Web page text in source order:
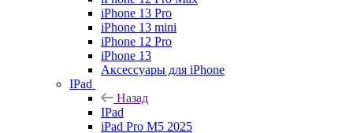
iPhone 13 Pro
iPhone 13 mini
iPhone 12 Pro
iPhone 13
Аксессуары для iPhone
IPad
Назад
IPad
iPad Pro M5 2025